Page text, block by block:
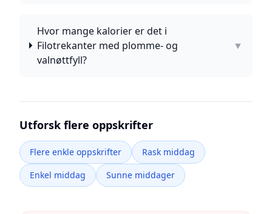
Hvor mange kalorier er det i
Filotrekanter med plomme- og
valnøttfyll?
▼
Utforsk flere oppskrifter
Flere enkle oppskrifter
Rask middag
Enkel middag
Sunne middager